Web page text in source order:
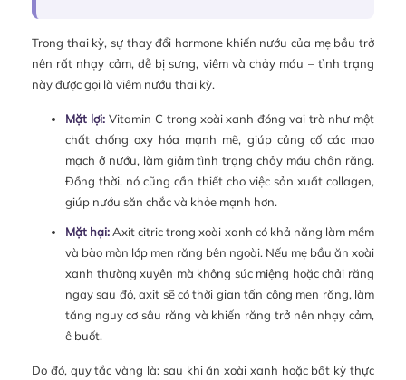
Trong thai kỳ, sự thay đổi hormone khiến nướu của mẹ bầu trở
nên rất nhạy cảm, dễ bị sưng, viêm và chảy máu – tình trạng
này được gọi là viêm nướu thai kỳ.
Mặt lợi:Vitamin C trong xoài xanh đóng vai trò như một
chất chống oxy hóa mạnh mẽ, giúp củng cố các mao
mạch ở nướu, làm giảm tình trạng chảy máu chân răng.
Đồng thời, nó cũng cần thiết cho việc sản xuất collagen,
giúp nướu săn chắc và khỏe mạnh hơn.
Mặt hại:Axit citric trong xoài xanh có khả năng làm mềm
và bào mòn lớp men răng bên ngoài. Nếu mẹ bầu ăn xoài
xanh thường xuyên mà không súc miệng hoặc chải răng
ngay sau đó, axit sẽ có thời gian tấn công men răng, làm
tăng nguy cơ sâu răng và khiến răng trở nên nhạy cảm,
ê buốt.
Do đó, quy tắc vàng là: sau khi ăn xoài xanh hoặc bất kỳ thực